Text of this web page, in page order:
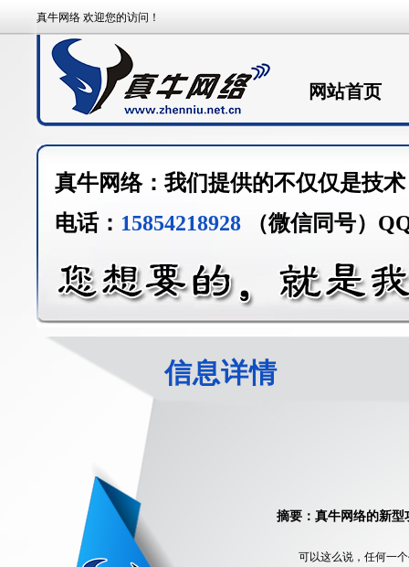
真牛网络 欢迎您的访问！
网站首页
真牛网络：我们提供的不仅仅是技
电话： 15854218928 （微信同号）
信息详情
摘要：真牛网络的新型
可以这么说，任何一